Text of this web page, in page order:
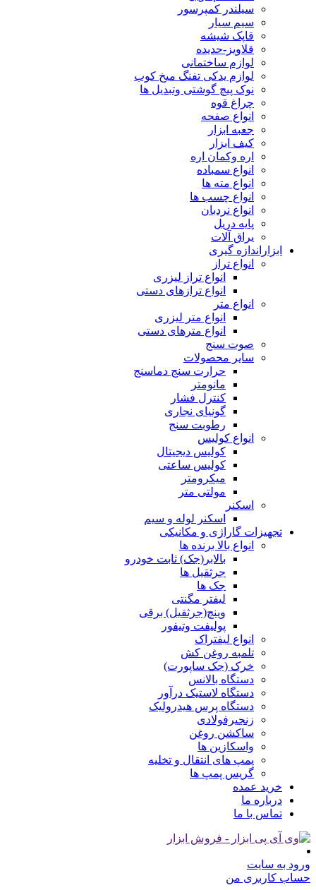
سیلندر کمپرسور
سیم سیار
قاپک شیشه
قلاویز-حدیده
لوازم ساختمانی
لوازم یدکی تفنگ میخ کوب
نوک پیچ گوشتی وتبدیل ها
چراغ قوه
انواع صفحه
جعبه ابزار
کیف ابزار
اره وکمان اره
انواع سمباده
انواع مته ها
انواع چسب ها
انواع نردبان
پایه دریل
یراق آلات
ابزاراندازه گیری
انواع تراز
انواع تراز لیزری
انواع ترازهای دستی
انواع متر
انواع متر لیزری
انواع مترهای دستی
صوت سنج
سایر محصولات
حرارت سنج دماسنج
مانومتر
کنترل فشار
گونیای نجاری
رطوبت سنج
انواع کولیس
کولیس دیجیتال
کولیس ساعتی
میکرومتر
مولتی متر
اسکنر
اسکنر لوله و سیم
تجهیزات گاراژی و مکانیکی
انواع بالا برنده ها
بالابر(جک) ثابت خودرو
جرثقیل ها
جک ها
لیفتر مگنتی
وینچ(جرثقیل) برقی
پولیفت وتیفور
انواع لیفتراک
تلمبه روغن کش
خرک (جک ساپورت)
دستگاه بالانس
دستگاه لاستیک درآور
دستگاه پرس هیدرولیک
زنجیرفولادی
ساکشن روغن
واسکازین ها
پمپ های انتقال و تخلیه
گریس پمپ ها
خرید عمده
درباره ما
تماس با ما
ورود به سایت
حساب کاربری من